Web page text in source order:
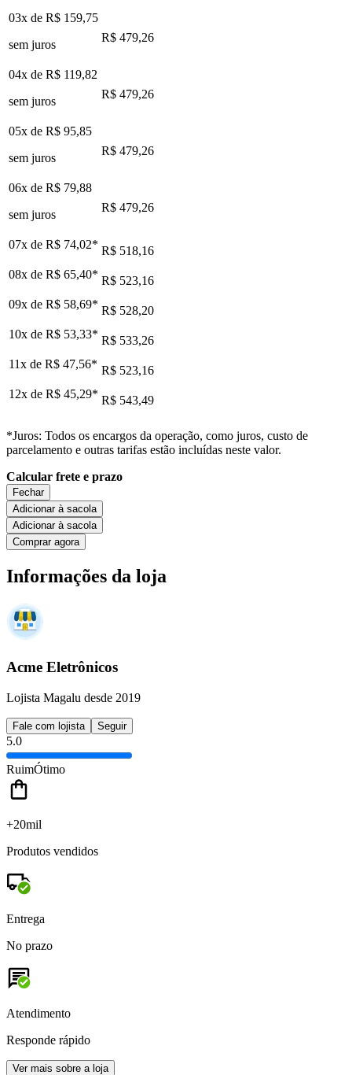
03x de R$ 159,75
sem juros
R$ 479,26
04x de R$ 119,82
sem juros
R$ 479,26
05x de R$ 95,85
sem juros
R$ 479,26
06x de R$ 79,88
sem juros
R$ 479,26
07x de R$ 74,02* R$ 518,16
08x de R$ 65,40* R$ 523,16
09x de R$ 58,69* R$ 528,20
10x de R$ 53,33* R$ 533,26
11x de R$ 47,56* R$ 523,16
12x de R$ 45,29* R$ 543,49
*Juros: Todos os encargos da operação, como juros, custo de
parcelamento e outras tarifas estão incluídas neste valor.
Calcular frete e prazo
Fechar
Adicionar à sacola
Adicionar à sacola
Comprar agora
Informações da loja
Acme Eletrônicos
Lojista Magalu desde 2019
Fale com lojista Seguir
5.0
RuimÓtimo
+20mil
Produtos vendidos
Entrega
No prazo
Atendimento
Responde rápido
Ver mais sobre a loja